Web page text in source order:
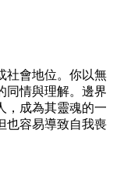
社會地位。你以無
同情與理解。邊界
成為其靈魂的一
也容易導致自我喪